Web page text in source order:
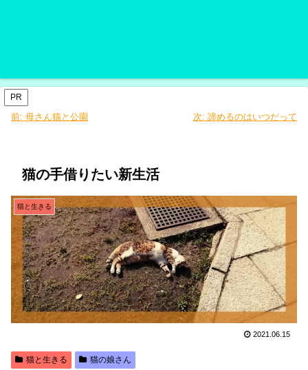
PR
前: 母さん猫と公園 次: 諦めるのはいつだって
猫の手借りたい新生活
猫と生きる
2021.06.15
猫と生きる 猫の娘さん